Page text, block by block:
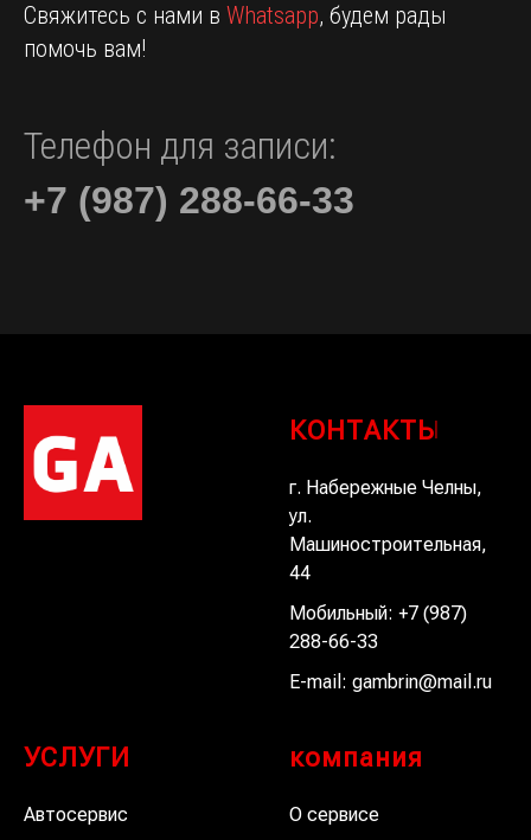
Свяжитесь с нами в Whatsapp, будем рады
помочь вам!
Телефон для записи:
+7 (987) 288-66-33
КОНТАКТЫ
г. Набережные Челны,
ул.
Машиностроительная,
44
Мобильный: +7 (987)
288-66-33
E-mail: gambrin@mail.ru
УСЛУГИ
Автосервис
компания
О сервисе